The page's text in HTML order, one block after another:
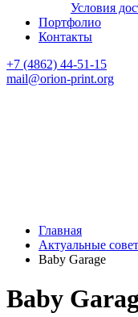
Условия
Портфолио
Контакты
+7 (4862) 44-51-15
mail@orion-print.org
Главная
Актуальные
Baby Garage
Baby